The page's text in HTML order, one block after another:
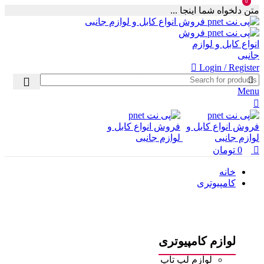
متن دلخواه شما اینجا ...
Login / Register
Menu
0
0 تومان
خانه
کامپیوتری
لوازم کامپیوتری
لوازم لپ تاپ